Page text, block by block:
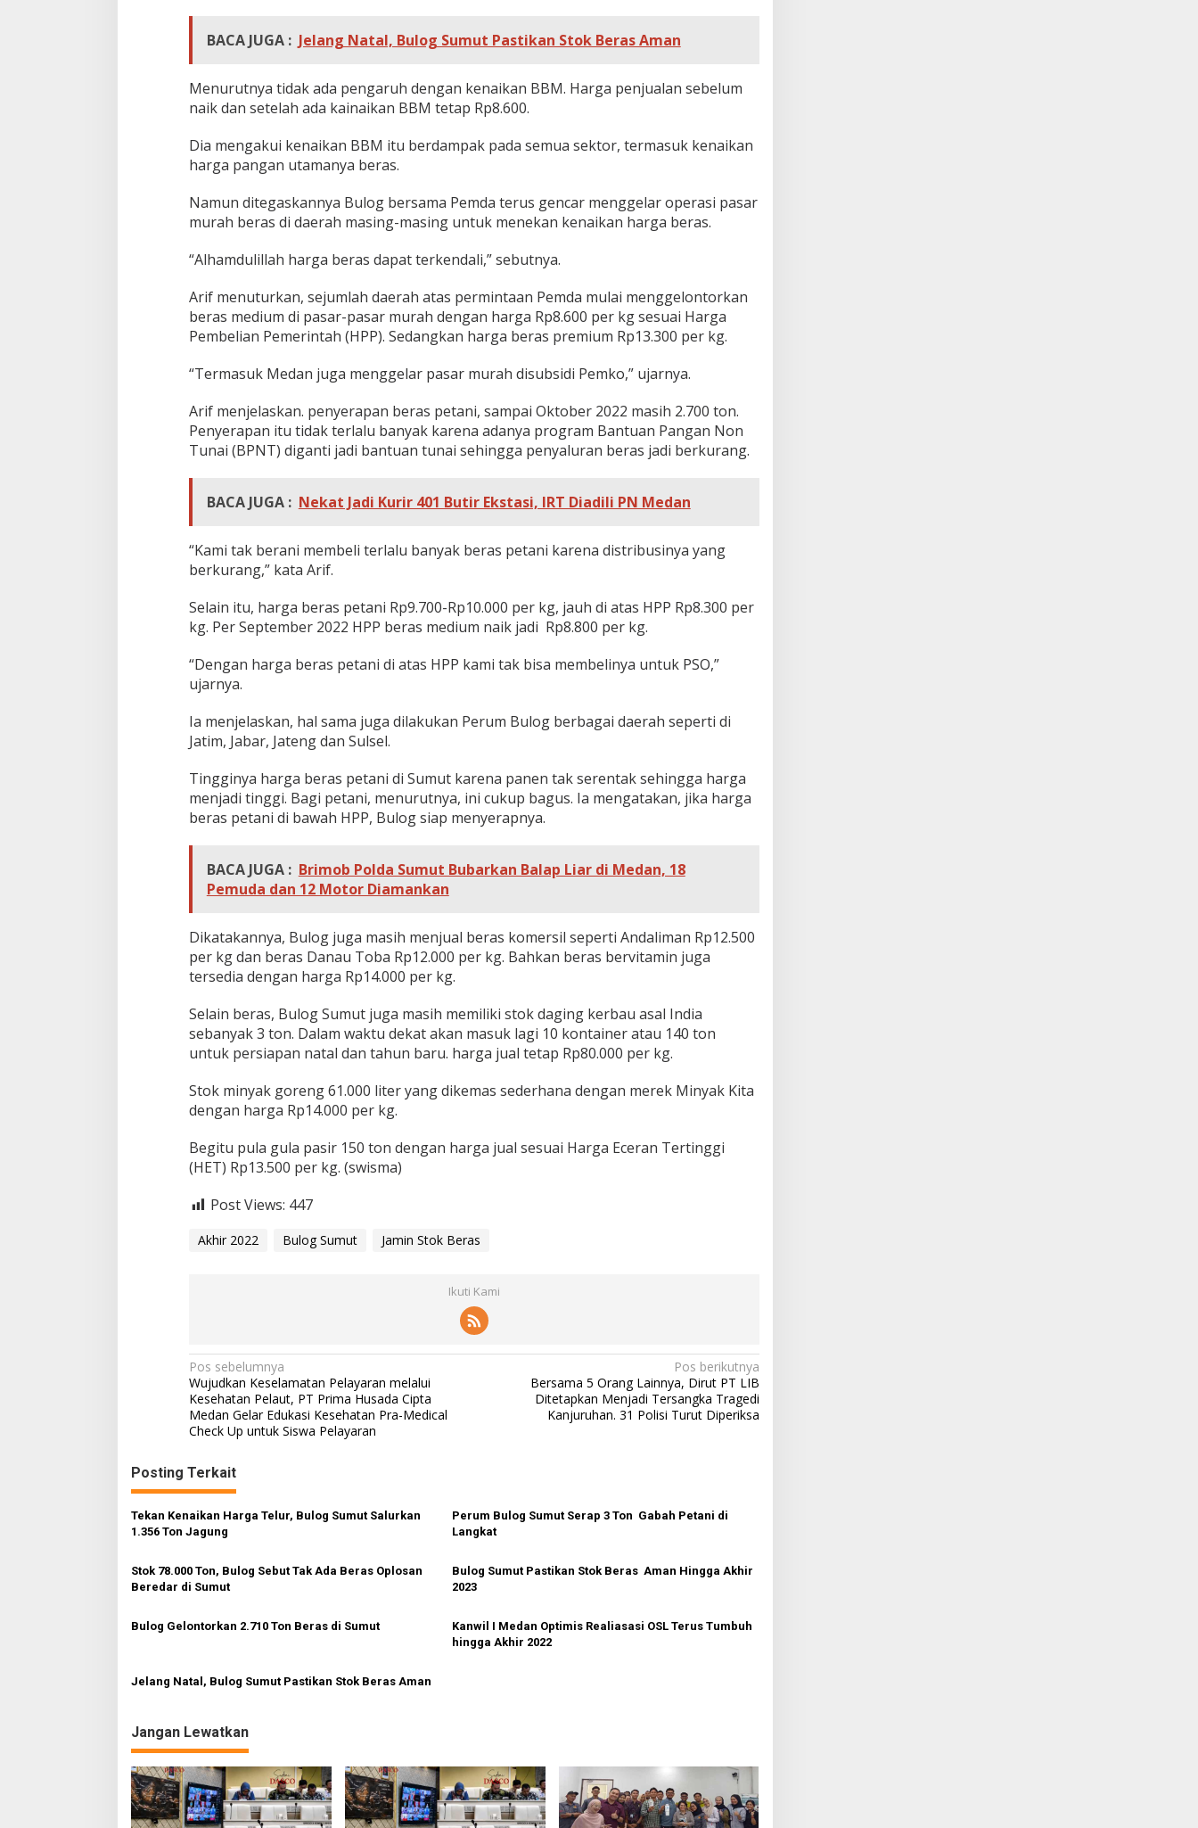
BACA JUGA : Jelang Natal, Bulog Sumut Pastikan Stok Beras Aman
Menurutnya tidak ada pengaruh dengan kenaikan BBM. Harga penjualan sebelum
naik dan setelah ada kainaikan BBM tetap Rp8.600.
Dia mengakui kenaikan BBM itu berdampak pada semua sektor, termasuk kenaikan
harga pangan utamanya beras.
Namun ditegaskannya Bulog bersama Pemda terus gencar menggelar operasi pasar
murah beras di daerah masing-masing untuk menekan kenaikan harga beras.
“Alhamdulillah harga beras dapat terkendali,” sebutnya.
Arif menuturkan, sejumlah daerah atas permintaan Pemda mulai menggelontorkan
beras medium di pasar-pasar murah dengan harga Rp8.600 per kg sesuai Harga
Pembelian Pemerintah (HPP). Sedangkan harga beras premium Rp13.300 per kg.
“Termasuk Medan juga menggelar pasar murah disubsidi Pemko,” ujarnya.
Arif menjelaskan. penyerapan beras petani, sampai Oktober 2022 masih 2.700 ton.
Penyerapan itu tidak terlalu banyak karena adanya program Bantuan Pangan Non
Tunai (BPNT) diganti jadi bantuan tunai sehingga penyaluran beras jadi berkurang.
BACA JUGA : Nekat Jadi Kurir 401 Butir Ekstasi, IRT Diadili PN Medan
“Kami tak berani membeli terlalu banyak beras petani karena distribusinya yang
berkurang,” kata Arif.
Selain itu, harga beras petani Rp9.700-Rp10.000 per kg, jauh di atas HPP Rp8.300 per
kg. Per September 2022 HPP beras medium naik jadi Rp8.800 per kg.
“Dengan harga beras petani di atas HPP kami tak bisa membelinya untuk PSO,”
ujarnya.
Ia menjelaskan, hal sama juga dilakukan Perum Bulog berbagai daerah seperti di
Jatim, Jabar, Jateng dan Sulsel.
Tingginya harga beras petani di Sumut karena panen tak serentak sehingga harga
menjadi tinggi. Bagi petani, menurutnya, ini cukup bagus. Ia mengatakan, jika harga
beras petani di bawah HPP, Bulog siap menyerapnya.
BACA JUGA : Brimob Polda Sumut Bubarkan Balap Liar di Medan, 18
Pemuda dan 12 Motor Diamankan
Dikatakannya, Bulog juga masih menjual beras komersil seperti Andaliman Rp12.500
per kg dan beras Danau Toba Rp12.000 per kg. Bahkan beras bervitamin juga
tersedia dengan harga Rp14.000 per kg.
Selain beras, Bulog Sumut juga masih memiliki stok daging kerbau asal India
sebanyak 3 ton. Dalam waktu dekat akan masuk lagi 10 kontainer atau 140 ton
untuk persiapan natal dan tahun baru. harga jual tetap Rp80.000 per kg.
Stok minyak goreng 61.000 liter yang dikemas sederhana dengan merek Minyak Kita
dengan harga Rp14.000 per kg.
Begitu pula gula pasir 150 ton dengan harga jual sesuai Harga Eceran Tertinggi
(HET) Rp13.500 per kg. (swisma)
Post Views: 447
Akhir 2022 Bulog Sumut Jamin Stok Beras
Ikuti Kami
N
a
v
g
a
s
p
o
s
Pos sebelumnya
Wujudkan Keselamatan Pelayaran melalui
Kesehatan Pelaut, PT Prima Husada Cipta
Medan Gelar Edukasi Kesehatan Pra-Medical
Check Up untuk Siswa Pelayaran
Pos berikutnya
Bersama 5 Orang Lainnya, Dirut PT LIB
Ditetapkan Menjadi Tersangka Tragedi
Kanjuruhan. 31 Polisi Turut Diperiksa
Posting Terkait
Tekan Kenaikan Harga Telur, Bulog Sumut Salurkan
1.356 Ton Jagung
Perum Bulog Sumut Serap 3 Ton Gabah Petani di
Langkat
Stok 78.000 Ton, Bulog Sebut Tak Ada Beras Oplosan
Beredar di Sumut
Bulog Sumut Pastikan Stok Beras Aman Hingga Akhir
2023
Bulog Gelontorkan 2.710 Ton Beras di Sumut
Kanwil I Medan Optimis Realiasasi OSL Terus Tumbuh
hingga Akhir 2022
Jelang Natal, Bulog Sumut Pastikan Stok Beras Aman
Jangan Lewatkan